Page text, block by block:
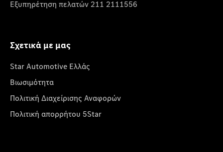
Εξυπηρέτηση πελατών 211 2111556
Σχετικά με μας
Star Automotive Ελλάς
Βιωσιμότητα
Πολιτική Διαχείρισης Αναφορών
Πολιτική απορρήτου 5Star